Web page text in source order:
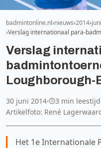
badmintonline.nl nieuws 2014 juni
Verslag internationaal para-
Verslag
Loughborough-
30 juni 2014· 3 min leestijd
Artikelfoto: René
Het 1e Internationale